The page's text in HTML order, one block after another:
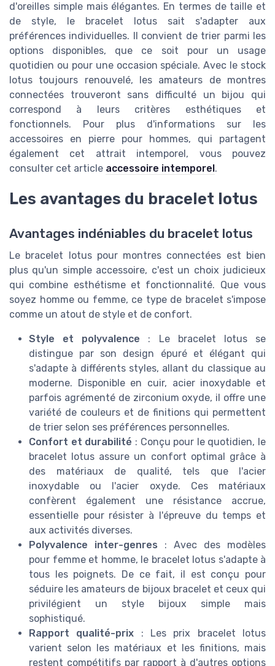
d'oreilles simple mais élégantes. En termes de taille et
de style, le bracelet lotus sait s'adapter aux
préférences individuelles. Il convient de trier parmi les
options disponibles, que ce soit pour un usage
quotidien ou pour une occasion spéciale. Avec le stock
lotus toujours renouvelé, les amateurs de montres
connectées trouveront sans difficulté un bijou qui
correspond à leurs critères esthétiques et
fonctionnels. Pour plus d'informations sur les
accessoires en pierre pour hommes, qui partagent
également cet attrait intemporel, vous pouvez
consulter cet article accessoire intemporel .
Les avantages du bracelet lotus
Avantages indéniables du bracelet lotus
Le bracelet lotus pour montres connectées est bien
plus qu'un simple accessoire, c'est un choix judicieux
qui combine esthétisme et fonctionnalité. Que vous
soyez homme ou femme, ce type de bracelet s'impose
comme un atout de style et de confort.
Style et polyvalence : Le bracelet lotus se
distingue par son design épuré et élégant qui
s'adapte à différents styles, allant du classique au
moderne. Disponible en cuir, acier inoxydable et
parfois agrémenté de zirconium oxyde, il offre une
variété de couleurs et de finitions qui permettent
de trier selon ses préférences personnelles.
Confort et durabilité : Conçu pour le quotidien, le
bracelet lotus assure un confort optimal grâce à
des matériaux de qualité, tels que l'acier
inoxydable ou l'acier oxyde. Ces matériaux
confèrent également une résistance accrue,
essentielle pour résister à l'épreuve du temps et
aux activités diverses.
Polyvalence inter-genres : Avec des modèles
pour femme et homme, le bracelet lotus s'adapte à
tous les poignets. De ce fait, il est conçu pour
séduire les amateurs de bijoux bracelet et ceux qui
privilégient un style bijoux simple mais
sophistiqué.
Rapport qualité-prix : Les prix bracelet lotus
varient selon les matériaux et les finitions, mais
restent compétitifs par rapport à d'autres options